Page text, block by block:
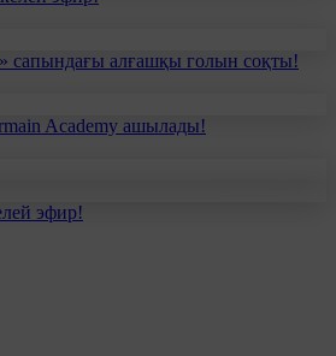
сапындағы алғашқы голын соқты!
Academy ашылады!
эфир!